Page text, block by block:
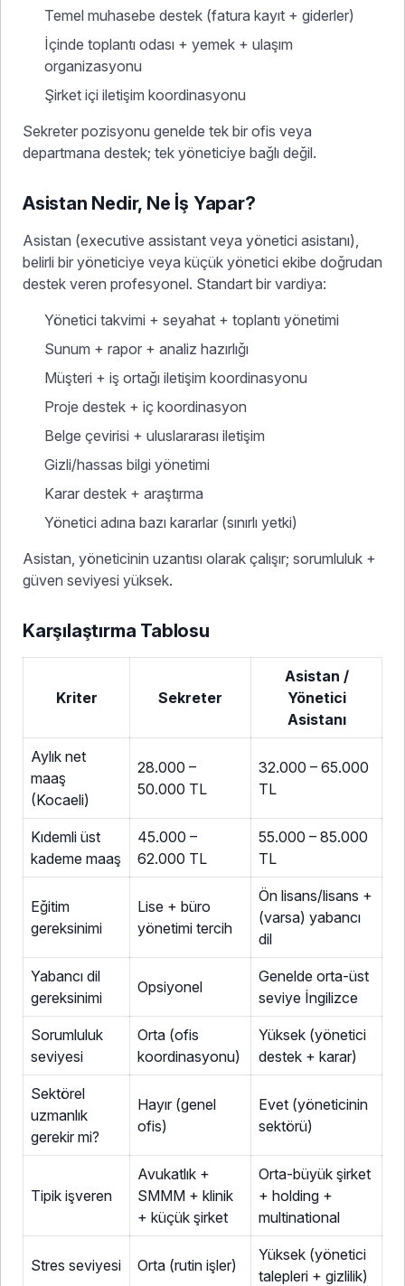
Temel muhasebe destek (fatura kayıt + giderler)
İçinde toplantı odası + yemek + ulaşım
organizasyonu
Şirket içi iletişim koordinasyonu
Sekreter pozisyonu genelde tek bir ofis veya
departmana destek; tek yöneticiye bağlı değil.
Asistan Nedir, Ne İş Yapar?
Asistan (executive assistant veya yönetici asistanı),
belirli bir yöneticiye veya küçük yönetici ekibe doğrudan
destek veren profesyonel. Standart bir vardiya:
Yönetici takvimi + seyahat + toplantı yönetimi
Sunum + rapor + analiz hazırlığı
Müşteri + iş ortağı iletişim koordinasyonu
Proje destek + iç koordinasyon
Belge çevirisi + uluslararası iletişim
Gizli/hassas bilgi yönetimi
Karar destek + araştırma
Yönetici adına bazı kararlar (sınırlı yetki)
Asistan, yöneticinin uzantısı olarak çalışır; sorumluluk +
güven seviyesi yüksek.
Karşılaştırma Tablosu
Kriter Sekreter
Asistan /
Yönetici
Asistanı
Aylık net
maaş
(Kocaeli)
28.000 –
50.000 TL
32.000 – 65.000
TL
Kıdemli üst
kademe maaş
45.000 –
62.000 TL
55.000 – 85.000
TL
Eğitim
gereksinimi
Lise + büro
yönetimi tercih
Ön lisans/lisans +
(varsa) yabancı
dil
Yabancı dil
gereksinimi
Opsiyonel
Genelde orta-üst
seviye İngilizce
Sorumluluk
seviyesi
Orta (ofis
koordinasyonu)
Yüksek (yönetici
destek + karar)
Sektörel
uzmanlık
gerekir mi?
Hayır (genel
ofis)
Evet (yöneticinin
sektörü)
Tipik işveren
Avukatlık +
SMMM + klinik
+ küçük şirket
Orta-büyük şirket
+ holding +
multinational
Stres seviyesi Orta (rutin işler)
Yüksek (yönetici
talepleri + gizlilik)